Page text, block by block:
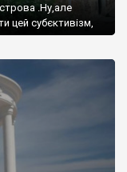
.Ну,але
цей субєктивізм,